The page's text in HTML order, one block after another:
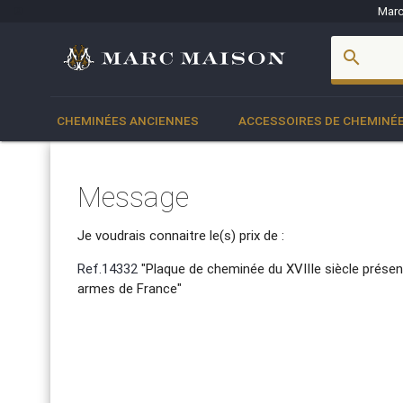
search
CHEMINÉES ANCIENNES ACCESSOIRES DE CHEMINÉE
Message
Je voudrais connaitre le(s) prix de :
Ref.14332 "Plaque de cheminée du XVIIIe siècle
armes de France"